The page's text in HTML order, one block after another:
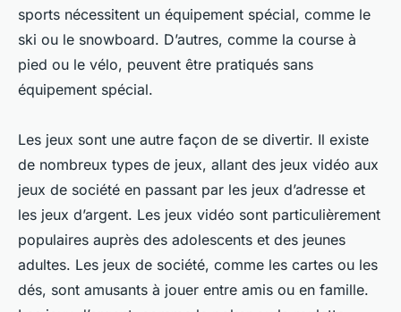
sports nécessitent un équipement spécial, comme le
ski ou le snowboard. D’autres, comme la course à
pied ou le vélo, peuvent être pratiqués sans
équipement spécial.
Les jeux sont une autre façon de se divertir. Il existe
de nombreux types de jeux, allant des jeux vidéo aux
jeux de société en passant par les jeux d’adresse et
les jeux d’argent. Les jeux vidéo sont particulièrement
populaires auprès des adolescents et des jeunes
adultes. Les jeux de société, comme les cartes ou les
dés, sont amusants à jouer entre amis ou en famille.